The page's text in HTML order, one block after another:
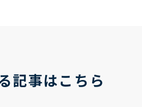
記事はこちら